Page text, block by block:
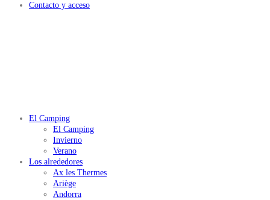
Contacto y acceso
El Camping
El Camping
Invierno
Verano
Los alrededores
Ax les Thermes
Ariège
Andorra